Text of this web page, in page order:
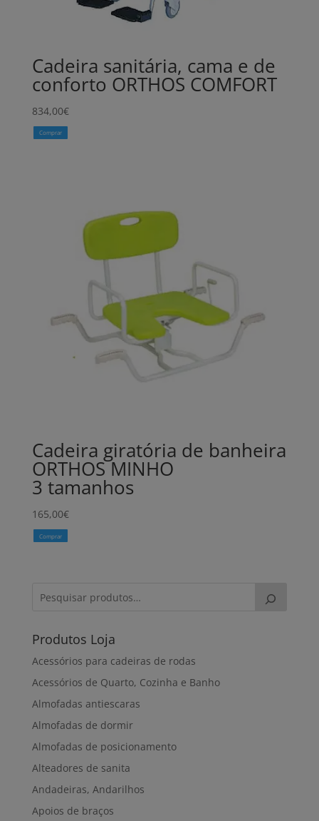
Cadeira sanitária, cama e de
conforto ORTHOS COMFORT
834,00€
Comprar
Cadeira giratória de banheira
ORTHOS MINHO
3 tamanhos
165,00€
Comprar
Produtos Loja
Acessórios para cadeiras de rodas
Acessórios de Quarto, Cozinha e Banho
Almofadas antiescaras
Almofadas de dormir
Almofadas de posicionamento
Alteadores de sanita
Andadeiras, Andarilhos
Apoios de braços